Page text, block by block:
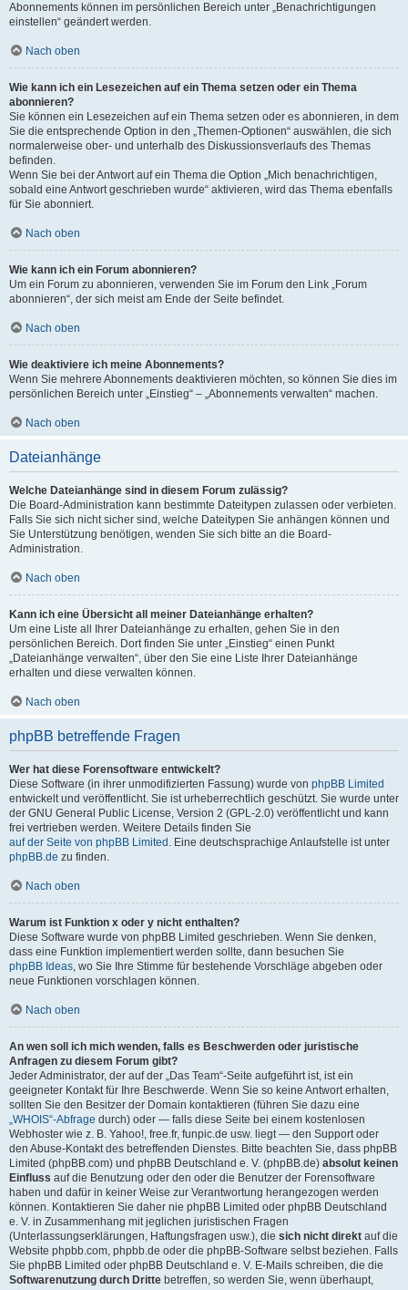
Abonnements können im persönlichen Bereich unter „Benachrichtigungen
einstellen“ geändert werden.
Nach oben
Wie kann ich ein Lesezeichen auf ein Thema setzen oder ein Thema
abonnieren?
Sie können ein Lesezeichen auf ein Thema setzen oder es abonnieren, in dem
Sie die entsprechende Option in den „Themen-Optionen“ auswählen, die sich
normalerweise ober- und unterhalb des Diskussionsverlaufs des Themas
befinden.
Wenn Sie bei der Antwort auf ein Thema die Option „Mich benachrichtigen,
sobald eine Antwort geschrieben wurde“ aktivieren, wird das Thema ebenfalls
für Sie abonniert.
Nach oben
Wie kann ich ein Forum abonnieren?
Um ein Forum zu abonnieren, verwenden Sie im Forum den Link „Forum
abonnieren“, der sich meist am Ende der Seite befindet.
Nach oben
Wie deaktiviere ich meine Abonnements?
Wenn Sie mehrere Abonnements deaktivieren möchten, so können Sie dies im
persönlichen Bereich unter „Einstieg“ – „Abonnements verwalten“ machen.
Nach oben
Dateianhänge
Welche Dateianhänge sind in diesem Forum zulässig?
Die Board-Administration kann bestimmte Dateitypen zulassen oder verbieten.
Falls Sie sich nicht sicher sind, welche Dateitypen Sie anhängen können und
Sie Unterstützung benötigen, wenden Sie sich bitte an die Board-
Administration.
Nach oben
Kann ich eine Übersicht all meiner Dateianhänge erhalten?
Um eine Liste all Ihrer Dateianhänge zu erhalten, gehen Sie in den
persönlichen Bereich. Dort finden Sie unter „Einstieg“ einen Punkt
„Dateianhänge verwalten“, über den Sie eine Liste Ihrer Dateianhänge
erhalten und diese verwalten können.
Nach oben
phpBB betreffende Fragen
Wer hat diese Forensoftware entwickelt?
Diese Software (in ihrer unmodifizierten Fassung) wurde von phpBB Limited
entwickelt und veröffentlicht. Sie ist urheberrechtlich geschützt. Sie wurde unter
der GNU General Public License, Version 2 (GPL-2.0) veröffentlicht und kann
frei vertrieben werden. Weitere Details finden Sie
auf der Seite von phpBB Limited . Eine deutschsprachige Anlaufstelle ist unter
phpBB.de zu finden.
Nach oben
Warum ist Funktion x oder y nicht enthalten?
Diese Software wurde von phpBB Limited geschrieben. Wenn Sie denken,
dass eine Funktion implementiert werden sollte, dann besuchen Sie
phpBB Ideas, wo Sie Ihre Stimme für bestehende Vorschläge abgeben oder
neue Funktionen vorschlagen können.
Nach oben
An wen soll ich mich wenden, falls es Beschwerden oder juristische
Anfragen zu diesem Forum gibt?
Jeder Administrator, der auf der „Das Team“-Seite aufgeführt ist, ist ein
geeigneter Kontakt für Ihre Beschwerde. Wenn Sie so keine Antwort erhalten,
sollten Sie den Besitzer der Domain kontaktieren (führen Sie dazu eine
„WHOIS“-Abfrage durch) oder — falls diese Seite bei einem kostenlosen
Webhoster wie z. B. Yahoo!, free.fr, funpic.de usw. liegt — den Support oder
den Abuse-Kontakt des betreffenden Dienstes. Bitte beachten Sie, dass phpBB
Limited (phpBB.com) und phpBB Deutschland e. V. (phpBB.de) absolut keinen
Einfluss auf die Benutzung oder den oder die Benutzer der Forensoftware
haben und dafür in keiner Weise zur Verantwortung herangezogen werden
können. Kontaktieren Sie daher nie phpBB Limited oder phpBB Deutschland
e. V. in Zusammenhang mit jeglichen juristischen Fragen
(Unterlassungserklärungen, Haftungsfragen usw.), die sich nicht direkt auf die
Website phpbb.com, phpbb.de oder die phpBB-Software selbst beziehen. Falls
Sie phpBB Limited oder phpBB Deutschland e. V. E-Mails schreiben, die die
Softwarenutzung durch Dritte betreffen, so werden Sie, wenn überhaupt,